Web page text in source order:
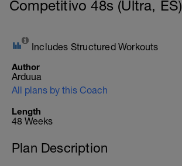
Competitivo 48s (Ultra, ES)
Includes Structured Workouts
Author
Arduua
All plans by this Coach
Length
48 Weeks
Plan Description